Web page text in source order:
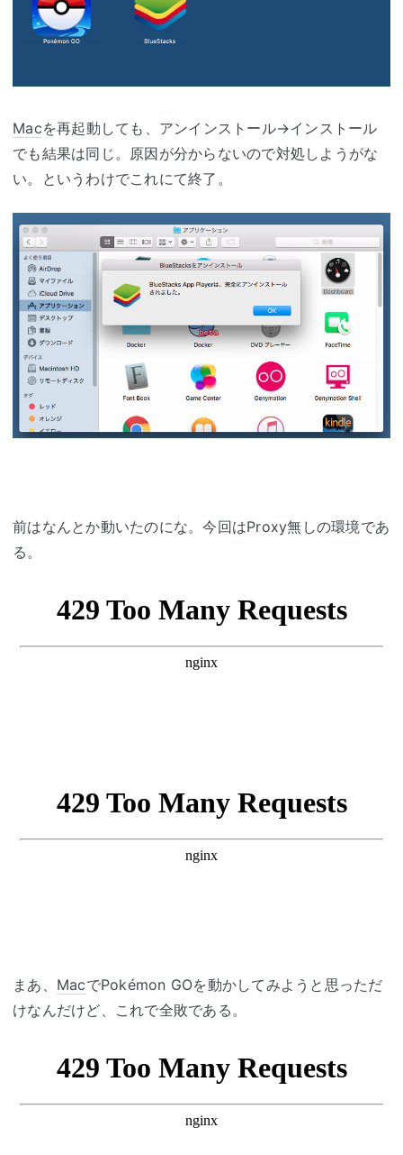
Macを再起動しても、アンインストール→インストール
でも結果は同じ。原因が分からないので対処しようがな
い。というわけでこれにて終了。
前はなんとか動いたのにな。今回はProxy無しの環境であ
る。
まあ、 MacでPokémon GOを動かしてみようと思っただ
けなんだけど、これで全敗である。